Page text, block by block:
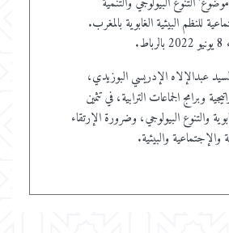
للنظم البيئية الغابوية بالمغرب.
عبدالإلاه الإدريسي البوزيدي،
وبرامج الجماعات الترابية، في تثمين
والتنوع البيولوجي، وضرورة الإرتقاء
والإجتماعية والبيئية.